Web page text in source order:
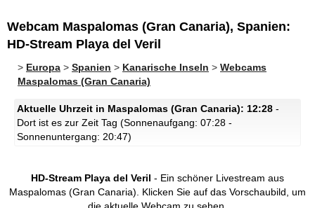
Webcam Maspalomas (Gran Canaria), Spanien:
HD-Stream Playa del Veril
> Europa > Spanien > Kanarische Inseln > Webcams
Maspalomas (Gran Canaria)
Aktuelle Uhrzeit in Maspalomas (Gran Canaria): 12:28 -
Dort ist es zur Zeit Tag (Sonnenaufgang: 07:28 -
Sonnenuntergang: 20:47)
HD-Stream Playa del Veril - Ein schöner Livestream aus
Maspalomas (Gran Canaria).
Klicken Sie auf das Vorschaubild, um